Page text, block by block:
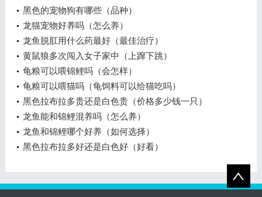
黑色的宠物狗有哪些（品种）
龙猫宠物好养吗（怎么养）
龙鱼脱肛用什么药最好（最佳治疗）
黄鼠狼多次闯入女子家中（上蹿下跳）
龟粮可以喂锦鲤吗（会怎样）
龟粮可以喂猫吗（龟饲料可以给猫吃吗）
黑色拉布拉多贵还是白色贵（价格多少钱一只）
龙鱼能和锦鲤混养吗（怎么养）
龙鱼和锦鲤哪个好养（如何选择）
黑色拉布拉多好还是白色好（好看）